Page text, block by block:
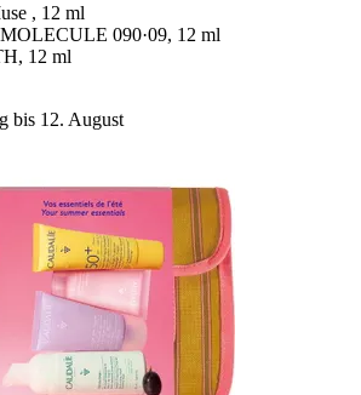
, 12 ml
090·09, 12 ml
12 ml
bis 12. August